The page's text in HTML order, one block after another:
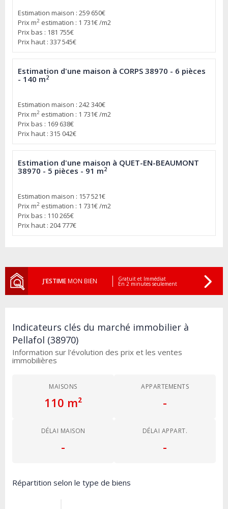
Estimation maison : 259 650€
Prix m2 estimation : 1 731€ /m2
Prix bas : 181 755€
Prix haut : 337 545€
Estimation d'une maison à CORPS 38970 - 6 pièces
- 140 m2
Estimation maison : 242 340€
Prix m2 estimation : 1 731€ /m2
Prix bas : 169 638€
Prix haut : 315 042€
Estimation d'une maison à QUET-EN-BEAUMONT
38970 - 5 pièces - 91 m2
Estimation maison : 157 521€
Prix m2 estimation : 1 731€ /m2
Prix bas : 110 265€
Prix haut : 204 777€
J'ESTIMEMON BIEN Gratuit et Immédiat
En 2 minutes seulement
Indicateurs clés du marché immobilier à
Pellafol (38970)
Information sur l'évolution des prix et les ventes
immobilières
MAISONS
110 m²
APPARTEMENTS
-
DÉLAI MAISON
-
DÉLAI APPART.
-
Répartition selon le type de biens